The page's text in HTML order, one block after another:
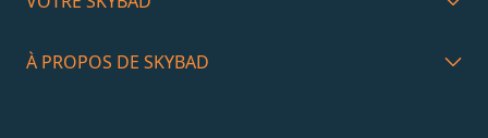
À PROPOS DE SKYBAD